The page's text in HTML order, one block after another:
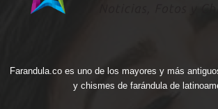
Farandula.co es uno de los mayores y más
y chismes de farándula de